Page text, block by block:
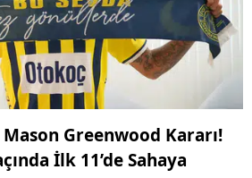
Mason Greenwood Kararı!
İlk 11’de Sahaya